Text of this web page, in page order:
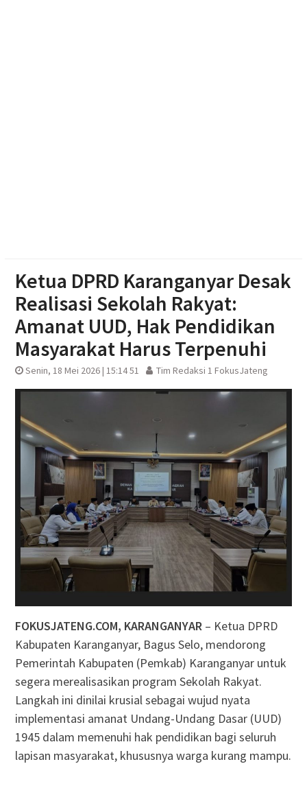
Ketua DPRD Karanganyar Desak
Realisasi Sekolah Rakyat:
Amanat UUD, Hak Pendidikan
Masyarakat Harus Terpenuhi
Senin, 18 Mei 2026 | 15:14 51 Tim Redaksi 1 FokusJateng
FOKUSJATENG.COM, KARANGANYAR– Ketua DPRD
Kabupaten Karanganyar, Bagus Selo, mendorong
Pemerintah Kabupaten (Pemkab) Karanganyar untuk
segera merealisasikan program Sekolah Rakyat.
Langkah ini dinilai krusial sebagai wujud nyata
implementasi amanat Undang-Undang Dasar (UUD)
1945 dalam memenuhi hak pendidikan bagi seluruh
lapisan masyarakat, khususnya warga kurang mampu.